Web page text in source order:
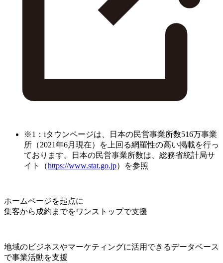
※1：iタウンページは、日本の民営事業所数516万事業
所（2021年6月現在）を上回る網羅性の高い掲載を行っ
ております。日本の民営事業所数は、総務省統計局サ
イト（https://www.stat.go.jp）を参照
ホームページを起点に
集客から成約までをワンストップで支援
地域のビジネスやマーケティングに活用できるデータベース
で事業活動を支援